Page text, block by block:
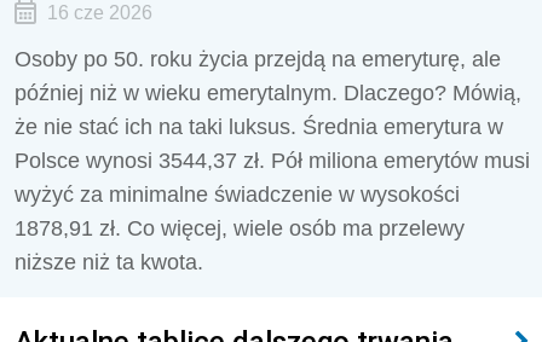
16 cze 2026
Osoby po 50. roku życia przejdą na emeryturę, ale
później niż w wieku emerytalnym. Dlaczego? Mówią,
że nie stać ich na taki luksus. Średnia emerytura w
Polsce wynosi 3544,37 zł. Pół miliona emerytów musi
wyżyć za minimalne świadczenie w wysokości
1878,91 zł. Co więcej, wiele osób ma przelewy
niższe niż ta kwota.